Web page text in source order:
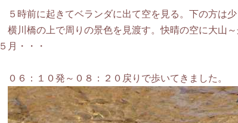
５時前に起きてベランダに出て空を見る。下の方は少
横川橋の上で周りの景色を見渡す。快晴の空に大山
５月・・・
０６：１０発～０８：２０戻りで歩いてきました。